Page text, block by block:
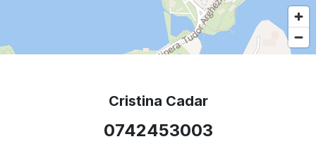
Cristina Cadar
0742453003